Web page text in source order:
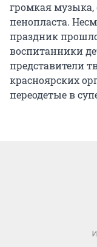
громкая музыка,
пенопласта.
праздник
воспитанники
представители
красноярских
переодетые в